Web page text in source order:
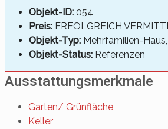
Objekt-ID: 054
Preis: ERFOLGREICH
Objekt-Typ: Mehrfamilien-
Objekt-Status: Referenzen
Ausstattungsmerkmale
Garten/ Grünfläche
Keller